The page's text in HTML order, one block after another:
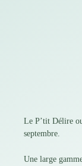
Le P’tit Délire
septembre.
Une large